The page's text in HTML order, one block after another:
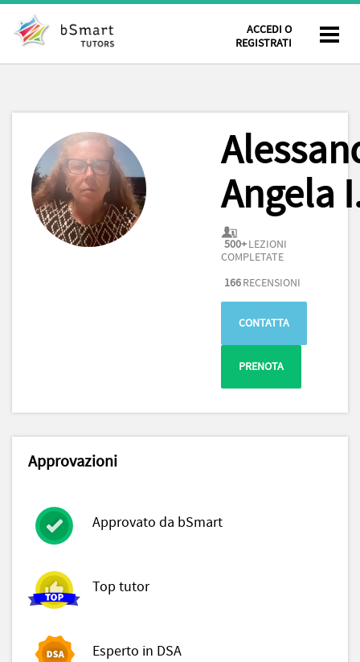
ACCEDI O
REGISTRATI
Angela
500+LEZIONI
COMPLETATE
166RECENSIONI
CONTATTA
PRENOTA
Approvazioni
Approvato da bSmart
Top tutor
Esperto in DSA